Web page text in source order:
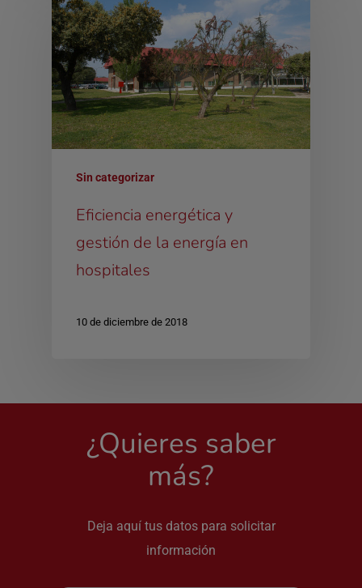
Sin categorizar
Eficiencia energética y
gestión de la energía en
hospitales
10 de diciembre de 2018
¿Quieres saber
más?
Deja aquí tus datos para solicitar
información